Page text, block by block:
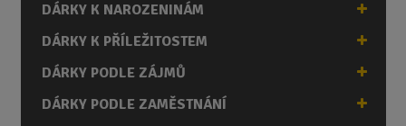
DÁRKY K NAROZENINÁM
DÁRKY K PŘÍLEŽITOSTEM
DÁRKY PODLE ZÁJMŮ
DÁRKY PODLE ZAMĚSTNÁNÍ